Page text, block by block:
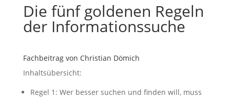
Die fünf goldenen Regeln
der Informationssuche
Fachbeitrag von Christian Dömich
Inhaltsübersicht:
Regel 1: Wer besser suchen und finden will, muss